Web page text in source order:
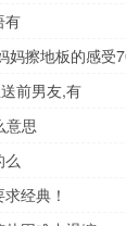
有
妈擦地板的感受
前男友,有
意思
经典！